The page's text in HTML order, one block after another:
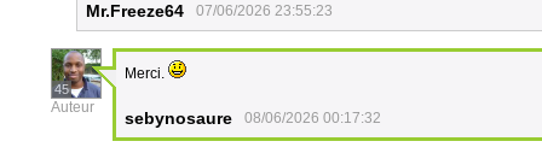
Mr.Freeze64 07/06/2026 23:55:23
45
Auteur
Merci.
sebynosaure 08/06/2026 00:17:32